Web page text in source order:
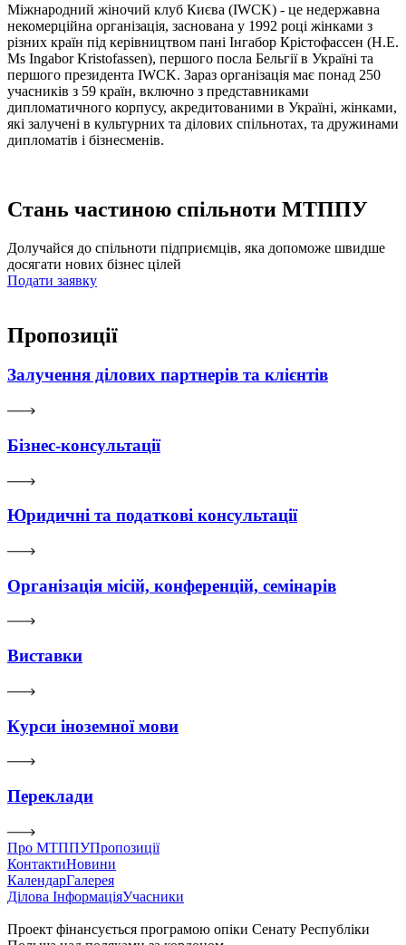
Міжнародний жіночий клуб Києва (IWCK) - це недержавна
некомерційна організація, заснована у 1992 році жінками з
різних країн під керівництвом пані Інгабор Крістофассен (H.E.
Ms Ingabor Kristofassen), першого посла Бельгії в Україні та
першого президента IWCK. Зараз організація має понад 250
учасників з 59 країн, включно з представниками
дипломатичного корпусу, акредитованими в Україні, жінками,
які залучені в культурних та ділових спільнотах, та дружинами
дипломатів і бізнесменів.
Стань частиною спільноти МТППУ
Долучайся до спільноти підприємців, яка допоможе швидше
досягати нових бізнес цілей
Подати заявку
Пропозиції
Залучення ділових партнерів та клієнтів
Бізнес-консультації
Юридичні та податкові консультації
Організація місій, конференцій, семінарів
Виставки
Курси іноземної мови
Переклади
Про МТППУПропозиції
КонтактиНовини
КалендарГалерея
Ділова ІнформаціяУчасники
Проект фінансується програмою опіки Сенату Республіки